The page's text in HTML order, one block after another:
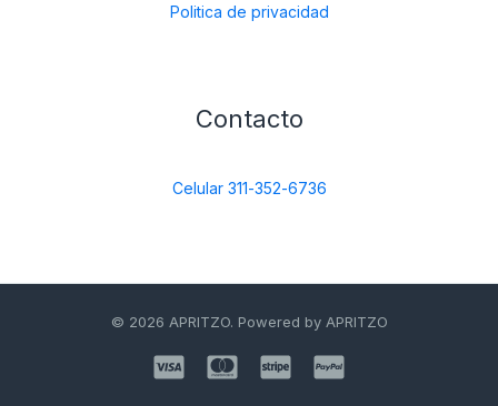
Politica de privacidad
Contacto
Celular 311-352-6736
© 2026 APRITZO. Powered by APRITZO